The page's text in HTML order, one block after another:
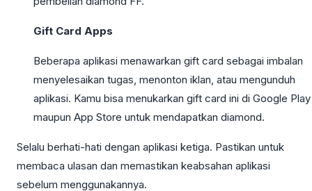
Gift Card Apps
Beberapa aplikasi menawarkan gift card sebagai imbalan
menyelesaikan tugas, menonton iklan, atau mengunduh
aplikasi. Kamu bisa menukarkan gift card ini di Google Play
maupun App Store untuk mendapatkan diamond.
Selalu berhati-hati dengan aplikasi ketiga. Pastikan untuk
membaca ulasan dan memastikan keabsahan aplikasi
sebelum menggunakannya.